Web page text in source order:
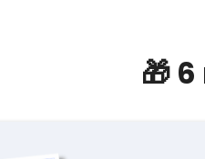
🎁